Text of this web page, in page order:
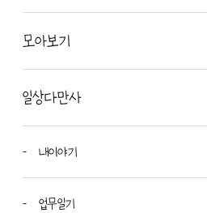
모아보기
일상다만사
내이야기
업무일기